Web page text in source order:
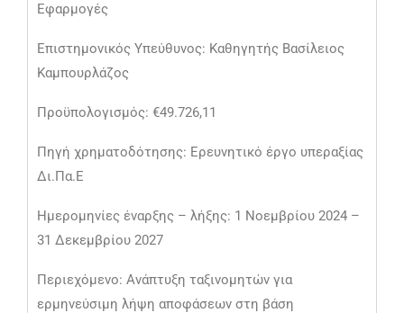
Εφαρμογές
Επιστημονικός Υπεύθυνος: Καθηγητής Βασίλειος
Καμπουρλάζος
Προϋπολογισμός: €49.726,11
Πηγή χρηματοδότησης: Ερευνητικό έργο υπεραξίας
Δι.Πα.Ε
Ημερομηνίες έναρξης – λήξης: 1 Νοεμβρίου 2024 –
31 Δεκεμβρίου 2027
Περιεχόμενο: Ανάπτυξη ταξινομητών για
ερμηνεύσιμη λήψη αποφάσεων στη βάση